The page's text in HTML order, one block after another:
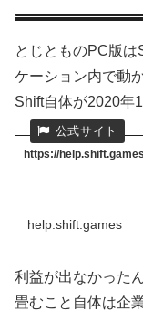
とじとものPC版は
ケーション内で動
Shift自体が2020年
https://
help.shift.games
利益が出なかった
畳むこと自体は企